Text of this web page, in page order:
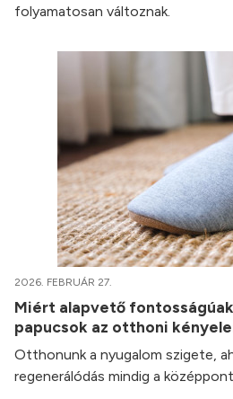
folyamatosan változnak.
2026. FEBRUÁR 27.
Miért alapvető
papucsok az otthoni
Otthonunk a nyugalom szigete,
regenerálódás mindig a